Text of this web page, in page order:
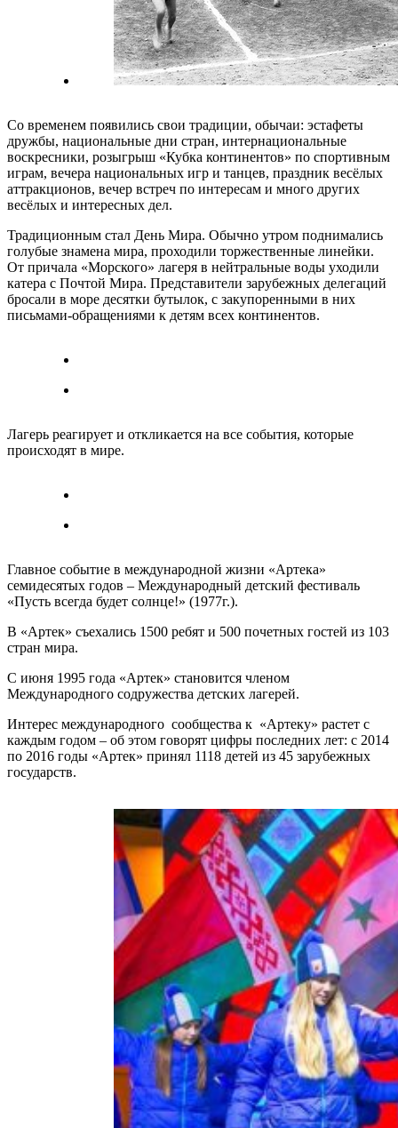
Со временем появились свои традиции, обычаи: эстафеты
дружбы, национальные дни стран, интернациональные
воскресники, розыгрыш «Кубка континентов» по спортивным
играм, вечера национальных игр и танцев, праздник весёлых
аттракционов, вечер встреч по интересам и много других
весёлых и интересных дел.
Традиционным стал День Мира. Обычно утром поднимались
голубые знамена мира, проходили торжественные линейки.
От причала «Морского» лагеря в нейтральные воды уходили
катера с Почтой Мира. Представители зарубежных делегаций
бросали в море десятки бутылок, с закупоренными в них
письмами-обращениями к детям всех континентов.
Лагерь реагирует и откликается на все события, которые
происходят в мире.
Главное событие в международной жизни «Артека»
семидесятых годов – Международный детский фестиваль
«Пусть всегда будет солнце!» (1977г.).
В «Артек» съехались 1500 ребят и 500 почетных гостей из 103
стран мира.
С июня 1995 года «Артек» становится членом
Международного содружества детских лагерей.
Интерес международного сообщества к «Артеку» растет с
каждым годом – об этом говорят цифры последних лет: с 2014
по 2016 годы «Артек» принял 1118 детей из 45 зарубежных
государств.